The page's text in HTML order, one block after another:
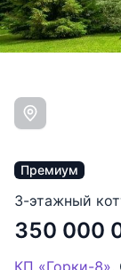
Премиум
3-этажный
350 000